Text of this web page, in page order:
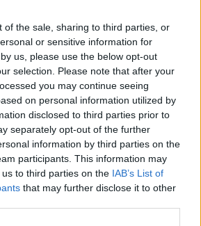
of the sale, sharing to third parties, or
or sensitive information for
us, please use the below opt-out
selection. Please note that after your
you may continue seeing
on personal information utilized by
disclosed to third parties prior to
separately opt-out of the further
information by third parties on the
participants. This information may
to third parties on the IAB’s List of
that may further disclose it to other
Τζορτζ και η
Σάρλοτ
με την